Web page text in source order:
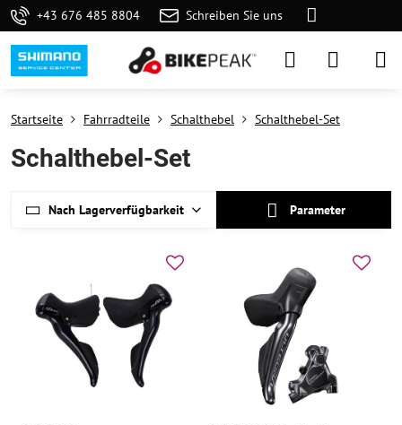
+43 676 485 8804 Schreiben Sie uns
Startseite Fahrradteile Schalthebel Schalthebel-Set
Schalthebel-Set
Nach Lagerverfügbarkeit Parameter